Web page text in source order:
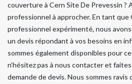
couverture à Cern Site De Prevessin ?
professionnel à approcher. En tant que
professionnel expérimenté, nous
un devis répondant à vos besoins en
sommes également disponibles pour
n’hésitez pas à nous contacter et
demande de devis. Nous sommes